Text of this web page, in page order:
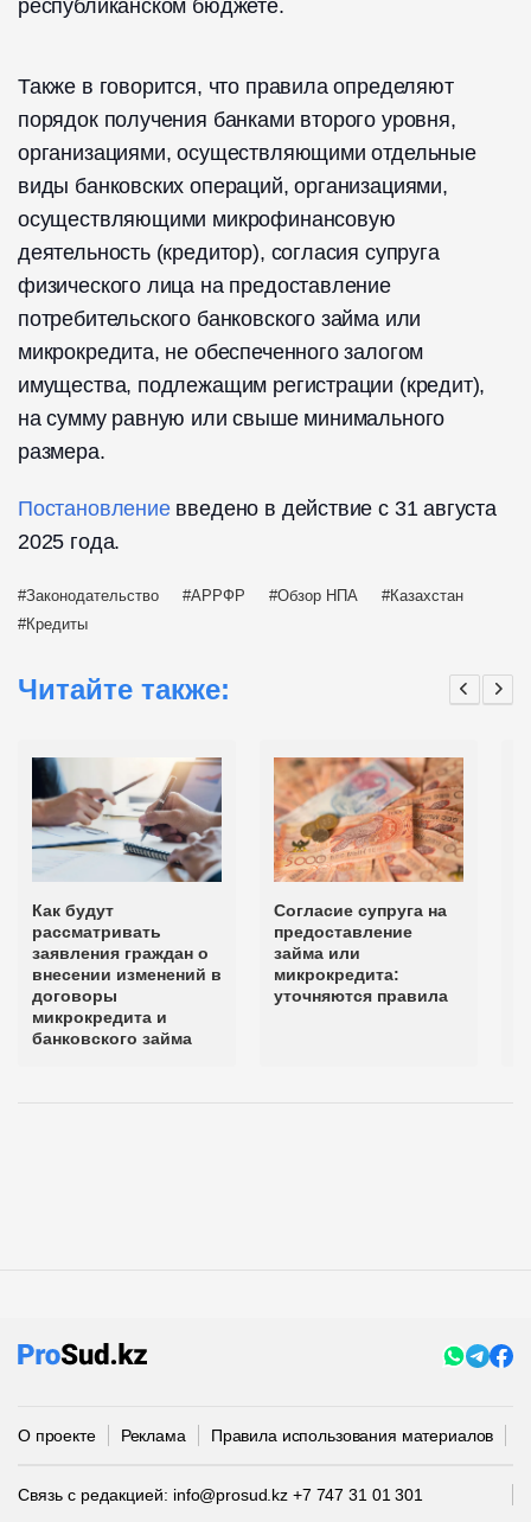
республиканском бюджете.
Также в говорится, что правила определяют
порядок получения банками второго уровня,
организациями, осуществляющими отдельные
виды банковских операций, организациями,
осуществляющими микрофинансовую
деятельность (кредитор), согласия супруга
физического лица на предоставление
потребительского банковского займа или
микрокредита, не обеспеченного залогом
имущества, подлежащим регистрации (кредит),
на сумму равную или свыше минимального
размера.
Постановлениевведено в действие с 31 августа
2025 года.
Законодательство АРРФР Обзор НПА
Казахстан
Кредиты
Читайте также:
Как будут
рассматривать
заявления граждан о
внесении изменений в
договоры
микрокредита и
банковского займа
Согласие супруга на
предоставление
займа или
микрокредита:
уточняются правила
О проекте Реклама Правила использования материалов
Связь с редакцией: info@prosud.kz +7 747 31 01 301